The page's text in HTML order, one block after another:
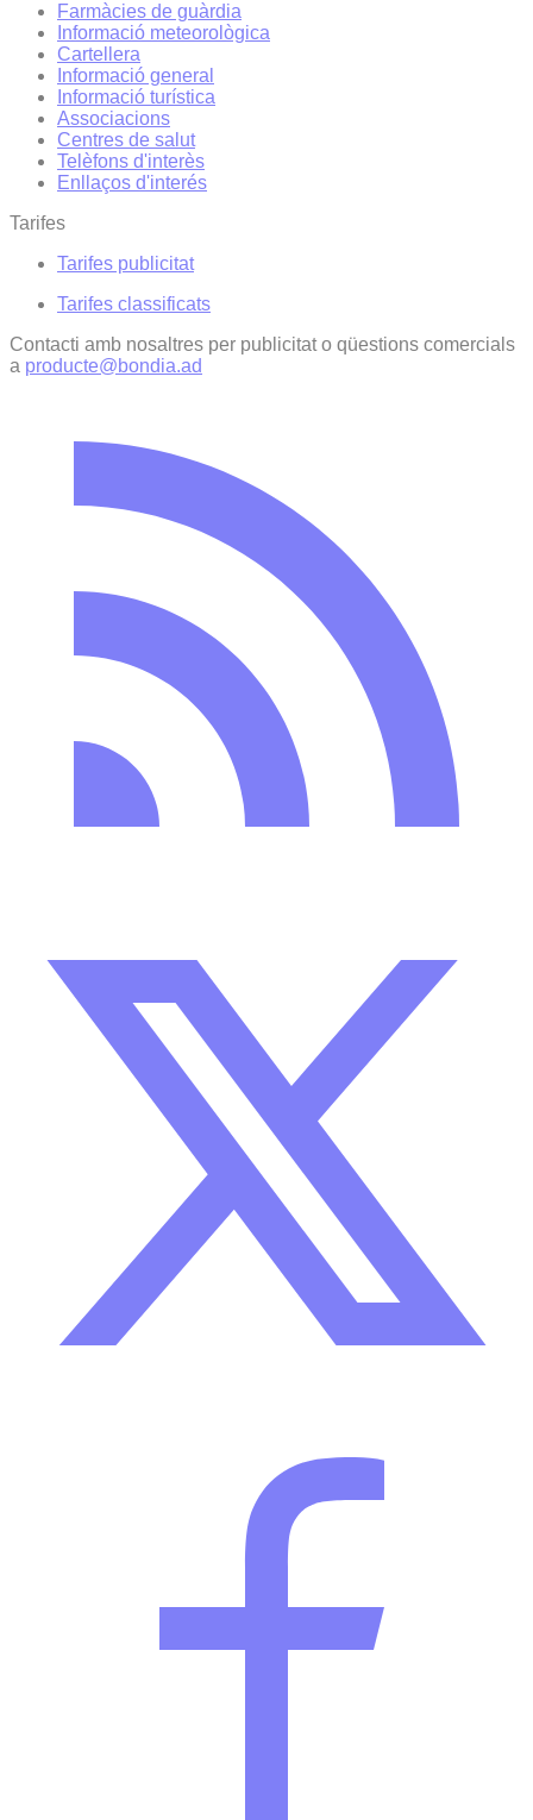
Farmàcies de guàrdia
Informació meteorològica
Cartellera
Informació general
Informació turística
Associacions
Centres de salut
Telèfons d'interès
Enllaços d'interés
Tarifes
Tarifes publicitat
Tarifes classificats
Contacti amb nosaltres per publicitat o qüestions comercials
a producte@bondia.ad